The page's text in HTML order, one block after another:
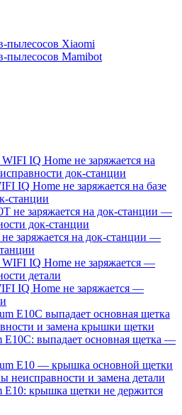
пылесосов Xiaomi
пылесосов Mamibot
IQ Home не заряжается на базе
станции
заряжается на док-станции —
IQ Home не заряжается —
E10C: выпадает основная щетка —
E10: крышка щетки не держится